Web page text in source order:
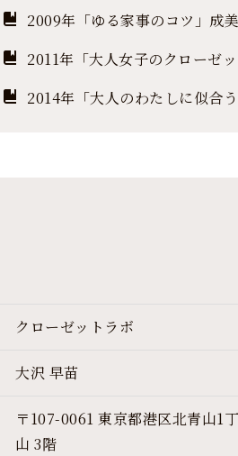
2009年「ゆる家事のコツ」成
2011年「大人女子のクローゼ
2014年「大人のわたしに似合
クローゼットラボ
大沢 早苗
〒107-0061 東京都港区北青山1
山 3階